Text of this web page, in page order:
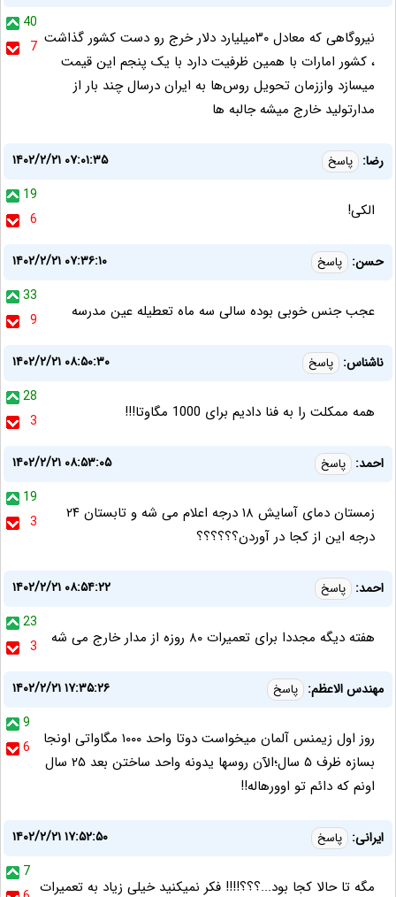
40
7 نیروگاهی که معادل ۳۰میلیارد دلار خرج رو دست کشور گذاشت
، کشور امارات با همین ظرفیت دارد با یک پنجم این قیمت
میسازد واززمان تحویل روس‌ها به ایران درسال چند بار از
مدارتولید خارج میشه جالبه ها
رضا: پاسخ
۱۴۰۲/۲/۲۱ ۰۷:۰۱:۳۵
19
6
الکی!
حسن: پاسخ
۱۴۰۲/۲/۲۱ ۰۷:۳۶:۱۰
33
9
عجب جنس خوبی بوده سالی سه ماه تعطیله عین مدرسه
ناشناس: پاسخ
۱۴۰۲/۲/۲۱ ۰۸:۵۰:۳۰
28
3
همه ممکلت را به فنا دادیم برای 1000 مگاوتا!!!
احمد: پاسخ
۱۴۰۲/۲/۲۱ ۰۸:۵۳:۰۵
19
3
زمستان دمای آسایش ۱۸ درجه اعلام می شه و تابستان ۲۴
درجه این از کجا در آوردن؟؟؟؟؟؟
احمد: پاسخ
۱۴۰۲/۲/۲۱ ۰۸:۵۴:۲۲
23
3
هفته دیگه مجددا برای تعمیرات ۸۰ روزه از مدار خارج می شه
مهندس الاعظم: پاسخ
۱۴۰۲/۲/۲۱ ۱۷:۳۵:۲۶
9
6
روز اول زیمنس آلمان میخواست دوتا واحد ۱۰۰۰ مگاواتی اونجا
بسازه ظرف ۵ سال؛الآن روسها یدونه واحد ساختن بعد ۲۵ سال
اونم که دائم تو اوورهاله!!
ایرانی: پاسخ
۱۴۰۲/۲/۲۱ ۱۷:۵۲:۵۰
7
مگه تا حالا کجا بود...؟؟؟!!!! فکر نمیکنید خیلی زیاد به تعمیرات